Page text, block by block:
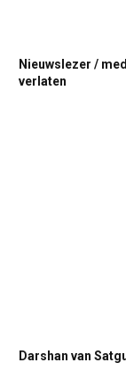
Nieuwslezer /
verlaten
Darshan van